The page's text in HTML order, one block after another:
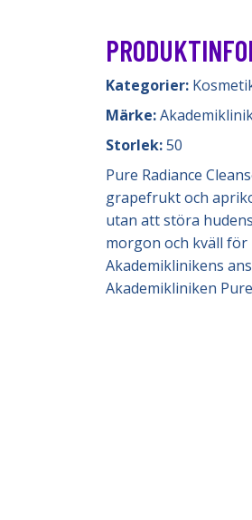
Kategorier:
Märke:
Storlek:50
Pure Radiance
grapefrukt och
utan att störa
morgon och kväll för
Akademiklinikens
Akademikliniken